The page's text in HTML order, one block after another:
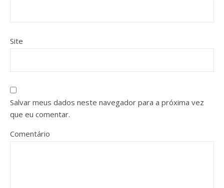
Site
Salvar meus dados neste navegador para a próxima vez
que eu comentar.
Comentário